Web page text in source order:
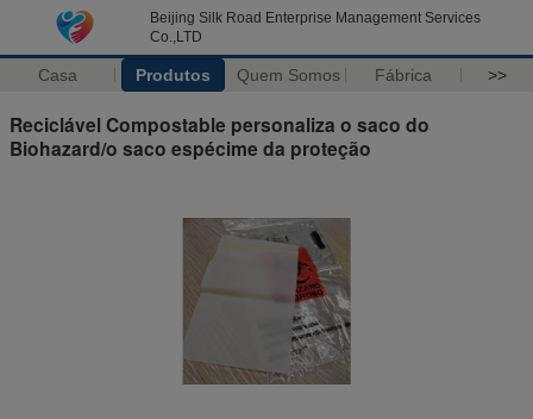
Beijing Silk Road Enterprise Management Services
Co.,LTD
Casa Produtos Quem Somos Fábrica >>
Reciclável Compostable personaliza o saco do
Biohazard/o saco espécime da proteção